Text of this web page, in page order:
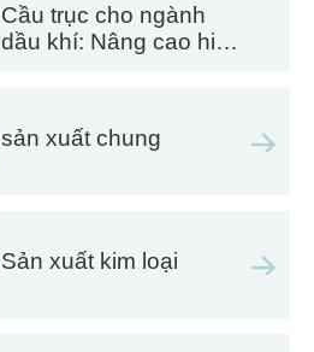
Cầu trục cho ngành
dầu khí: Nâng cao hiệu
sản xuất chung
Sản xuất kim loại